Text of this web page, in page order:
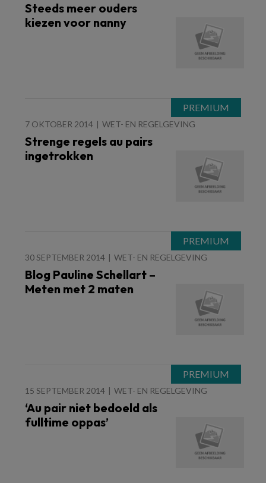
Steeds meer ouders
kiezen voor nanny
7 OKTOBER 2014 WET- EN REGELGEVING
Strenge regels au pairs
ingetrokken
30 SEPTEMBER 2014 WET- EN REGELGEVING
Blog Pauline Schellart –
Meten met 2 maten
15 SEPTEMBER 2014 WET- EN REGELGEVING
‘Au pair niet bedoeld als
fulltime oppas’